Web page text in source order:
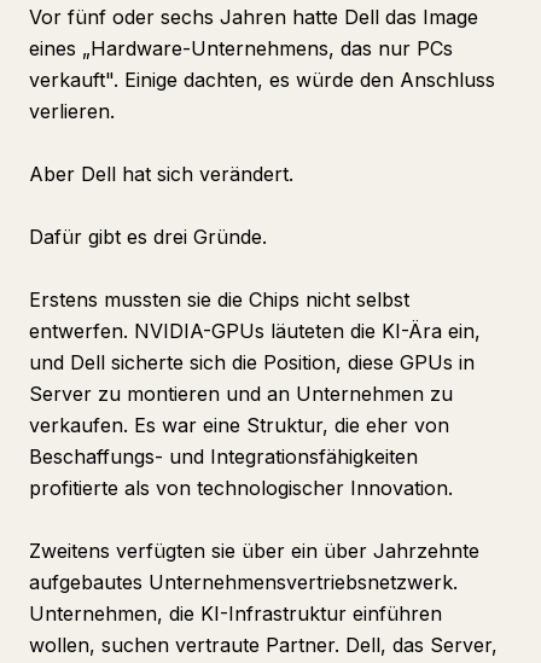
Vor fünf oder sechs Jahren hatte Dell das Image
eines „Hardware-Unternehmens, das nur PCs
verkauft". Einige dachten, es würde den Anschluss
verlieren.
Aber Dell hat sich verändert.
Dafür gibt es drei Gründe.
Erstens mussten sie die Chips nicht selbst
entwerfen. NVIDIA-GPUs läuteten die KI-Ära ein,
und Dell sicherte sich die Position, diese GPUs in
Server zu montieren und an Unternehmen zu
verkaufen. Es war eine Struktur, die eher von
Beschaffungs- und Integrationsfähigkeiten
profitierte als von technologischer Innovation.
Zweitens verfügten sie über ein über Jahrzehnte
aufgebautes Unternehmensvertriebsnetzwerk.
Unternehmen, die KI-Infrastruktur einführen
wollen, suchen vertraute Partner. Dell, das Server,